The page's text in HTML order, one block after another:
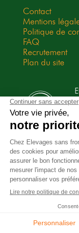
Contact
Mentions
Politique de
FAQ
Recrutement
Plan du site
Association
assurances-vie.